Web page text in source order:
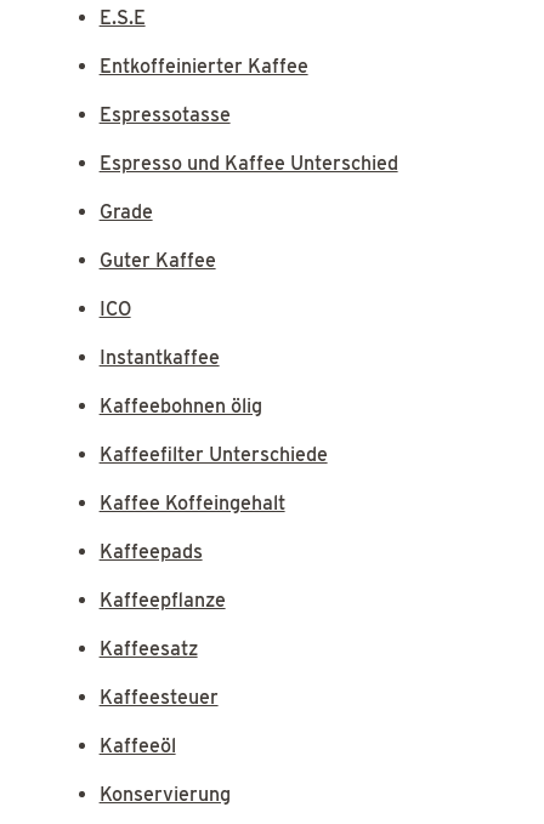
E.S.E
Entkoffeinierter Kaffee
Espressotasse
Espresso und Kaffee Unterschied
Grade
Guter Kaffee
ICO
Instantkaffee
Kaffeebohnen ölig
Kaffeefilter Unterschiede
Kaffee Koffeingehalt
Kaffeepads
Kaffeepflanze
Kaffeesatz
Kaffeesteuer
Kaffeeöl
Konservierung